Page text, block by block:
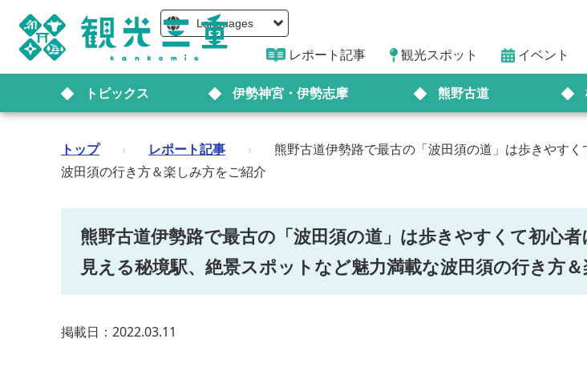
Languages
レポート記事 観光スポット イベント
トピックス 伊勢神宮・伊勢志摩 熊野古道
トップ › レポート記事 ›
熊野古道伊勢路で最古の「波田須の道」は歩きやす
波田須の行き方＆楽しみ方をご紹介
熊野古道伊勢路で最古の「波田須の道」は歩きやすくて初心
見える秘境駅、絶景スポットなど魅力満載な波田須の行き方
掲載日：2022.03.11